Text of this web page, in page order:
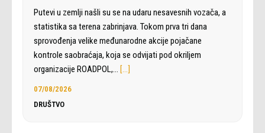
Putevi u zemlji našli su se na udaru nesavesnih vozača, a
statistika sa terena zabrinjava. Tokom prva tri dana
sprovođenja velike međunarodne akcije pojačane
kontrole saobraćaja, koja se odvijati pod okriljem
organizacije ROADPOL,… […]
07/08/2026
DRUŠTVO